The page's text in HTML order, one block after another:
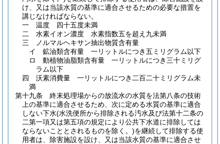
け、又は当該水質の基準に適合させるための必要な措置を
講じなければならない。
一
温度 四十五度未満
二
水素イオン濃度 水素指数五を超え九未満
三
ノルマルヘキサン抽出物質含有量
イ
鉱油類含有量 一リットルにつき五ミリグラム以下
ロ
動植物油脂類含有量 一リットルにつき三十ミリグ
ラム以下
四
沃素消費量 一リットルにつき二百二十ミリグラム未
満
第十九条
終末処理場からの放流水の水質を法第八条の技術
上の基準に適合させるため、次に定める水質の基準に適合
しない下水(水洗便所から排除される汚水及び法第十二条の
二第一項又は第五項の規定により公共下水道に排除しては
ならないこととされるものを除く。)を継続して排除する使
用者は、除害施設を設け、又は当該水質の基準に適合させ